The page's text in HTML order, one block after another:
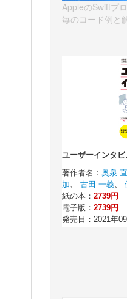
AppleのSwiftプ
毎のコード例と